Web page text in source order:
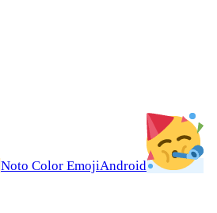
Noto Color EmojiAndroid